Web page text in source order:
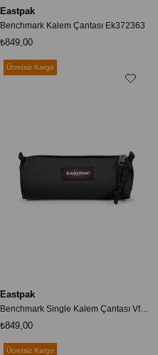
Eastpak
Benchmark Kalem Çantası Ek372363
₺849,00
Eastpak
Benchmark Single Kalem Çantası Vfe-ek372008 Siyah
₺849,00
Ücretsiz Kargo
Ücretsiz Kargo